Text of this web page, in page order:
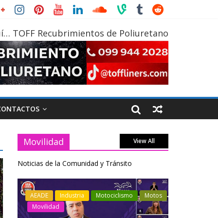
TOFF Recubrimientos de Poliuretano
Movilidad View All
Noticias de la Comunidad y Tránsito
Industria Movilidad
Transporte
Varios